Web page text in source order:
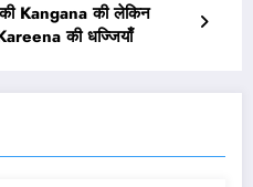
Kangana की लेकिन
की धज्जियाँ